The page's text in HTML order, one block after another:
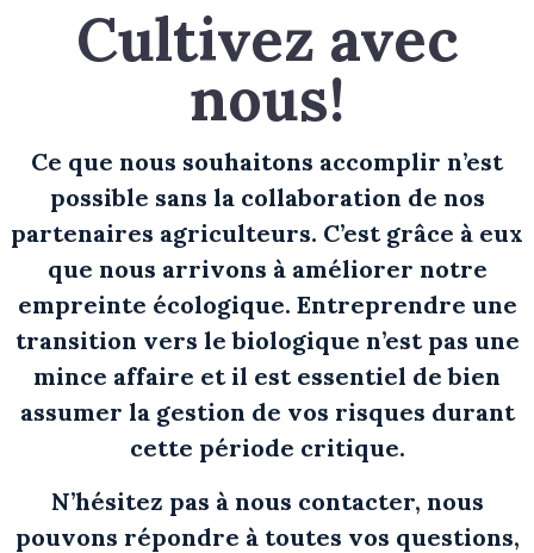
Cultivez avec
nous!
Ce que nous souhaitons accomplir n’est
possible sans la collaboration de nos
partenaires agriculteurs. C’est grâce à eux
que nous arrivons à améliorer notre
empreinte écologique. Entreprendre une
transition vers le biologique n’est pas une
mince affaire et il est essentiel de bien
assumer la gestion de vos risques durant
cette période critique.
N’hésitez pas à nous contacter, nous
pouvons répondre à toutes vos questions,